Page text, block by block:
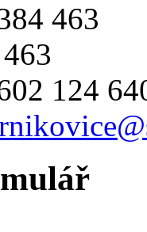
463
124